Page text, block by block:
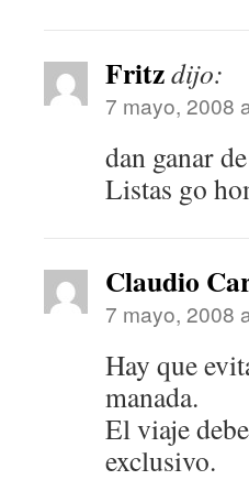
Fritzdijo:
7 mayo, 2008
dan ganar
Listas go
Claudio
7 mayo, 2008
Hay que
manada.
El viaje
exclusivo.